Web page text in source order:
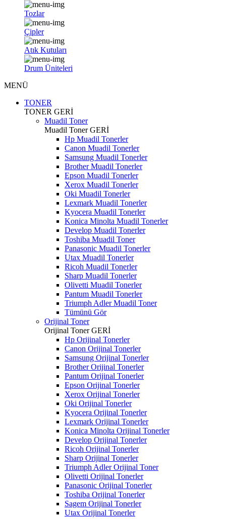
Tozlar
Çipler
Atık Kutuları
Drum Üniteleri
MENÜ
TONER
TONER GERİ
Muadil Toner
Muadil TonerGERİ
Hp Muadil Tonerler
Canon Muadil Tonerler
Samsung Muadil Tonerler
Brother Muadil Tonerler
Epson Muadil Tonerler
Xerox Muadil Tonerler
Oki Muadil Tonerler
Lexmark Muadil Tonerler
Kyocera Muadil Tonerler
Konica Minolta Muadil Tonerler
Develop Muadil Tonerler
Toshiba Muadil Toner
Panasonic Muadil Tonerler
Utax Muadil Tonerler
Ricoh Muadil Tonerler
Sharp Muadil Tonerler
Olivetti Muadil Tonerler
Pantum Muadil Tonerler
Triumph Adler Muadil Toner
Tümünü Gör
Orijinal Toner
Orijinal TonerGERİ
Hp Orijinal Tonerler
Canon Orijinal Tonerler
Samsung Orijinal Tonerler
Brother Orijinal Tonerler
Pantum Orijinal Tonerler
Epson Orijinal Tonerler
Xerox Orijinal Tonerler
Oki Orijinal Tonerler
Kyocera Orijinal Tonerler
Lexmark Orijinal Tonerler
Konica Minolta Orijinal Tonerler
Develop Orijinal Tonerler
Ricoh Orijinal Tonerler
Sharp Orijinal Tonerler
Triumph Adler Orijinal Toner
Olivetti Orijinal Tonerler
Panasonic Orijinal Tonerler
Toshiba Orijinal Tonerler
Sagem Orijinal Tonerler
Utax Orijinal Tonerler